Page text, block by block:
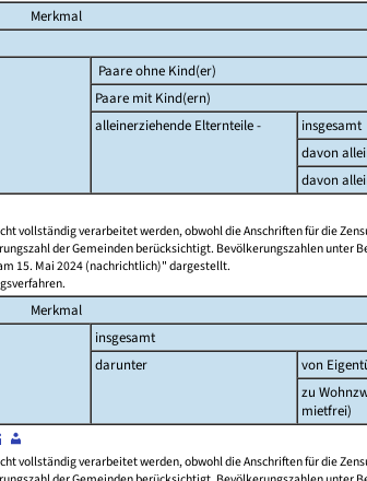
Merkmal
Paare ohne Kind(er)
Paare mit Kind(ern)
alleinerziehende Elternteile -
insgesamt
davon
davon
vollständig verarbeitet werden, obwohl die Anschriften für die
der Gemeinden berücksichtigt. Bevölkerungszahlen unter
15. Mai 2024 (nachrichtlich)" dargestellt.
Merkmal
insgesamt
darunter
von
zu
mietfrei)
vollständig verarbeitet werden, obwohl die Anschriften für die